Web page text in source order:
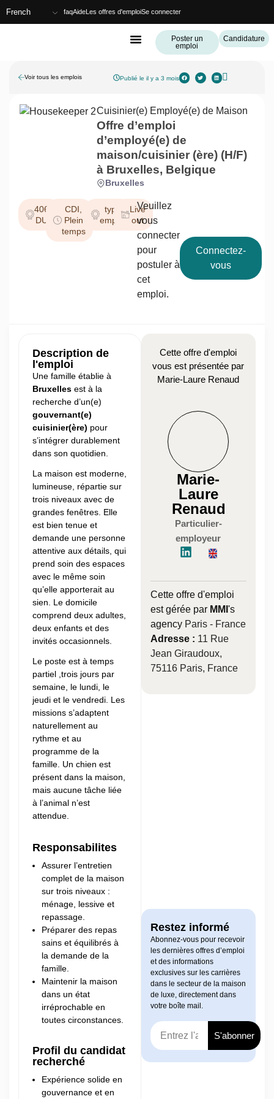
French faqAideLes offres d'emploiSe connecter
Poster un
emploi
Candidature
Voir tous les emplois Publié le il y a 3 mois
Cuisinier(e) Employé(e) de Maison
Offre d’emploi
d’employé(e) de
maison/cuisinier (ère) (H/F)
à Bruxelles, Belgique
Bruxelles
4060
DUS
CDI
Plein
temps
type
emploi
Live
out
Veuillez
vous
connecter
pour
postuler à
cet
emploi.
Connectez-
vous
Description de
l'emploi
Une famille établie à
Bruxelles est à la
recherche d’un(e)
gouvernant(e)
cuisinier(ère) pour
s’intégrer durablement
dans son quotidien.
La maison est moderne,
lumineuse, répartie sur
trois niveaux avec de
grandes fenêtres. Elle
est bien tenue et
demande une personne
attentive aux détails, qui
prend soin des espaces
avec le même soin
qu’elle apporterait au
sien. Le domicile
comprend deux adultes,
deux enfants et des
invités occasionnels.
Le poste est à temps
partiel ,trois jours par
semaine, le lundi, le
jeudi et le vendredi. Les
missions s’adaptent
naturellement au
rythme et au
programme de la
famille. Un chien est
présent dans la maison,
mais aucune tâche liée
à l’animal n’est
attendue.
Responsabilites
Assurer l’entretien
complet de la maison
sur trois niveaux :
ménage, lessive et
repassage.
Préparer des repas
sains et équilibrés à
la demande de la
famille.
Maintenir la maison
dans un état
irréprochable en
toutes circonstances.
Profil du candidat
recherché
Expérience solide en
gouvernance et en
Cette offre d'emploi
vous est présentée par
Marie-Laure Renaud
Marie-
Laure
Renaud
Particulier-
employeur
Cette offre d'emploi
est gérée par MMI 's
agencyParis - France
Adresse : 11 Rue
Jean Giraudoux,
75116 Paris, France
Restez informé
Abonnez-vous pour recevoir
les dernières offres d’emploi
et des informations
exclusives sur les carrières
dans le secteur de la maison
de luxe, directement dans
votre boîte mail.
S'abonner